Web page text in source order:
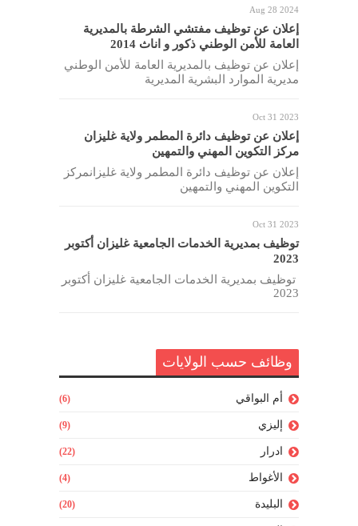
Aug 28 2024
إعلان عن توظيف مفتشي الشرطة بالمديرية
العامة للأمن الوطني ذكور و اناث 2014
إعلان عن توظيف بالمديرية العامة للأمن الوطني
مديرية الموارد البشرية المديرية
Oct 31 2023
إعلان عن توظيف دائرة المطمر ولاية غليزان
مركز التكوين المهني والتمهين
إعلان عن توظيف دائرة المطمر ولاية غليزانمركز
التكوين المهني والتمهين
Oct 31 2023
توظيف بمديرية الخدمات الجامعية غليزان أكتوبر
2023
توظيف بمديرية الخدمات الجامعية غليزان أكتوبر
2023
وظائف حسب الولايات
أم البواقي (6)
إليزي (9)
ادرار (22)
الأغواط (4)
البليدة (20)